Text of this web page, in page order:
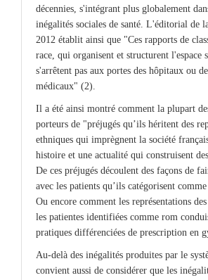
décennies, s'intégrant plus globalement
inégalités sociales de santé. L'éditorial de
2012 établit ainsi que "Ces rapports de
race, qui organisent et structurent l'espace
s'arrêtent pas aux portes des hôpitaux ou
médicaux" (2).
Il a été ainsi montré comment la plupart
porteurs de "préjugés qu’ils héritent des
ethniques qui imprègnent la société
histoire et une actualité qui construisent
De ces préjugés découlent des façons de
avec les patients qu’ils catégorisent
Ou encore comment les représentations
les patientes identifiées comme rom
pratiques différenciées de prescription en
Au-delà des inégalités produites par le
convient aussi de considérer que les